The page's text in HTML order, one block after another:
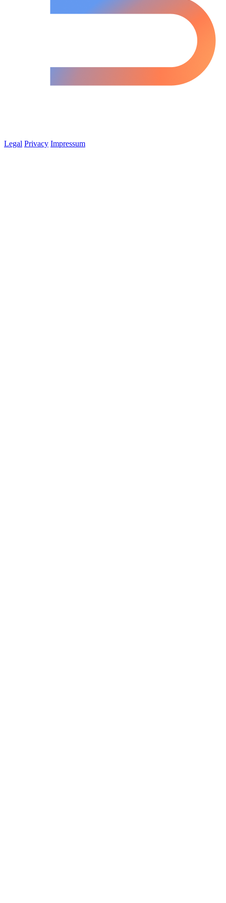
Legal Privacy Impressum